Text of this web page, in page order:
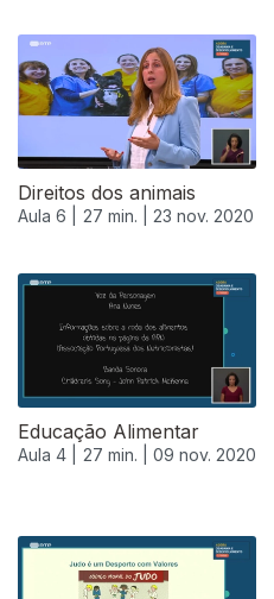
Direitos dos animais
Aula 6 | 27 min. | 23 nov. 2020
Educação Alimentar
Aula 4 | 27 min. | 09 nov. 2020
499869